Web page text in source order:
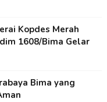
Kopdes Merah
1608/Bima Gelar
Bima yang